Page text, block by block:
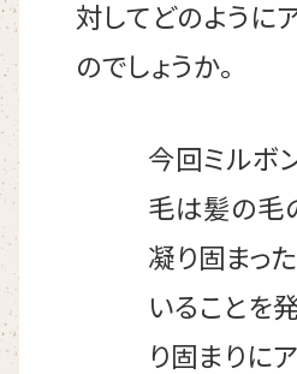
対してどのように
のでしょうか。
今回ミルボ
毛は髪の毛
凝り固まっ
いることを
り固まりに